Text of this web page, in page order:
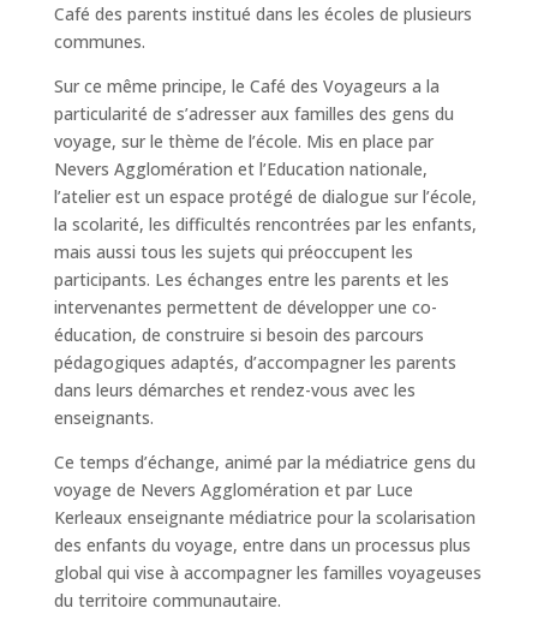
Café des parents institué dans les écoles de plusieurs
communes.
Sur ce même principe, le Café des Voyageurs a la
particularité de s’adresser aux familles des gens du
voyage, sur le thème de l’école. Mis en place par
Nevers Agglomération et l’Education nationale,
l’atelier est un espace protégé de dialogue sur l’école,
la scolarité, les difficultés rencontrées par les enfants,
mais aussi tous les sujets qui préoccupent les
participants. Les échanges entre les parents et les
intervenantes permettent de développer une co-
éducation, de construire si besoin des parcours
pédagogiques adaptés, d’accompagner les parents
dans leurs démarches et rendez-vous avec les
enseignants.
Ce temps d’échange, animé par la médiatrice gens du
voyage de Nevers Agglomération et par Luce
Kerleaux enseignante médiatrice pour la scolarisation
des enfants du voyage, entre dans un processus plus
global qui vise à accompagner les familles voyageuses
du territoire communautaire.